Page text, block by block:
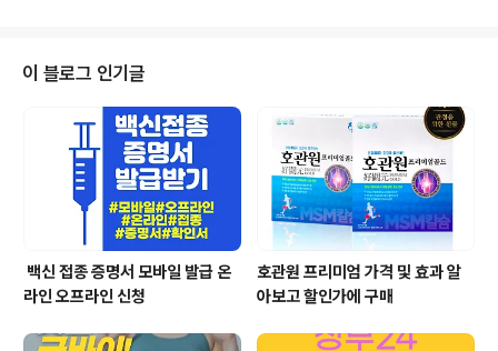
2022 수능날짜가 다가왔습니다. 바로 오늘 11월 18일 입
니다. 51만명이 수 every.ssongxi.com 롯데월드 롯데
월드 어드벤처에서 15일부터 30일까지 수험생에게 종합
이용권을 50% 할인가에 판매하고 있습니다. 동반1인 혜
택도 물론 진행하며 매표시 수능 응시원서 접수증 원본과
신분증 혹은 수험표를 ..
이 블로그 인기글
백신 접종 증명서 모바일 발급 온
라인 오프라인 신청
호관원 프리미엄 가격 및 효과 알
아보고 할인가에 구매